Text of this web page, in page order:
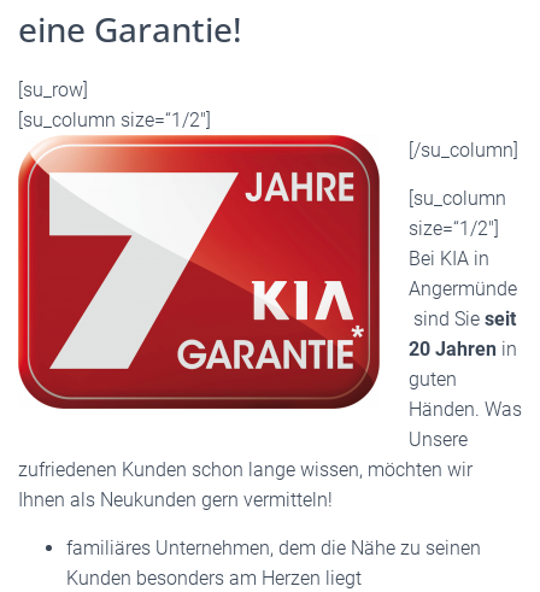
eine Garantie!
[su_row]
[su_column size=“1/2″]
[/su_column]
[su_column
size=“1/2″]
Bei KIA in
Angermünde
sind Sie seit
20 Jahren in
guten
Händen. Was
Unsere
zufriedenen Kunden schon lange wissen, möchten wir
Ihnen als Neukunden gern vermitteln!
familiäres Unternehmen, dem die Nähe zu seinen
Kunden besonders am Herzen liegt